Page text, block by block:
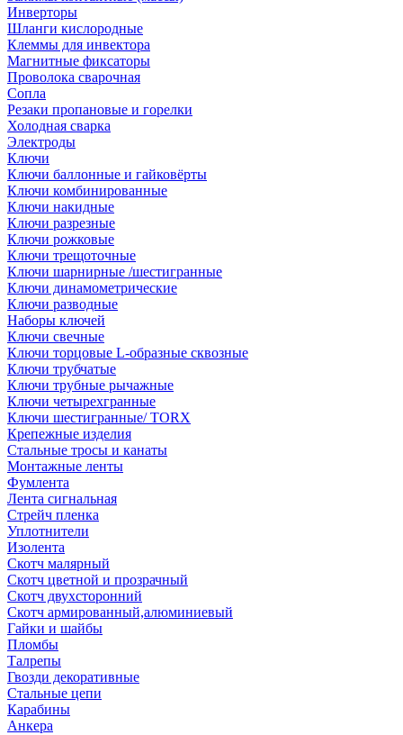
Инверторы
Шланги кислородные
Клеммы для инвектора
Магнитные фиксаторы
Проволока сварочная
Сопла
Резаки пропановые и горелки
Холодная сварка
Электроды
Ключи
Ключи баллонные и гайковёрты
Ключи комбинированные
Ключи накидные
Ключи разрезные
Ключи рожковые
Ключи трещоточные
Ключи шарнирные /шестигранные
Ключи динамометрические
Ключи разводные
Наборы ключей
Ключи свечные
Ключи торцовые L-образные сквозные
Ключи трубчатые
Ключи трубные рычажные
Ключи четырехгранные
Ключи шестигранные/ TORX
Крепежные изделия
Стальные тросы и канаты
Монтажные ленты
Фумлента
Лента сигнальная
Стрейч пленка
Уплотнители
Изолента
Скотч малярный
Скотч цветной и прозрачный
Скотч двухсторонний
Скотч армированный,алюминиевый
Гайки и шайбы
Пломбы
Талрепы
Гвозди декоративные
Стальные цепи
Карабины
Анкера